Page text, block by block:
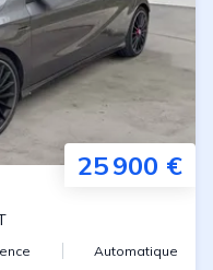
25 900 €
Automatique